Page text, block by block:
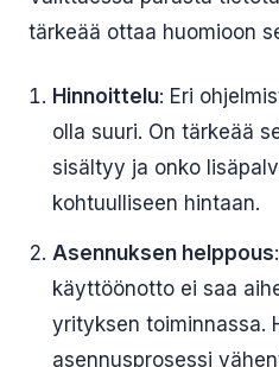
tärkeää ottaa huomioon
Hinnoittelu: Eri
olla suuri. On tärkeää
sisältyy ja onko
kohtuulliseen hintaan.
Asennuksen helppous
käyttöönotto ei saa
yrityksen toiminnassa.
asennusprosessi